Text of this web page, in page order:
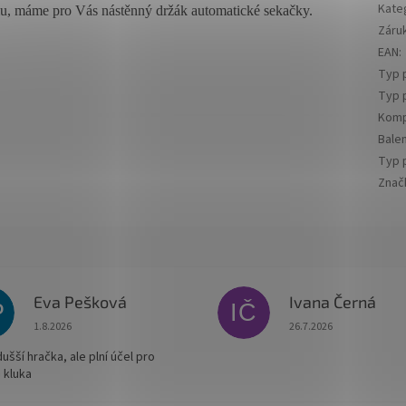
máme pro Vás nástěnný držák automatické sekačky.
EAN:
Typ
Typ
Typ
Eva Pešková
Hodnocení obchodu je 5 z 5 hvězdiček.
1.8.2026
hračka, ale plní účel pro
kluka
IČ Ivana Černá
Hodnocení obchodu
26.7.2026